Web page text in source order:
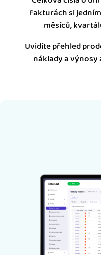
fakturách si
měsíců,
Uvidíte přehled
náklady a výnosy